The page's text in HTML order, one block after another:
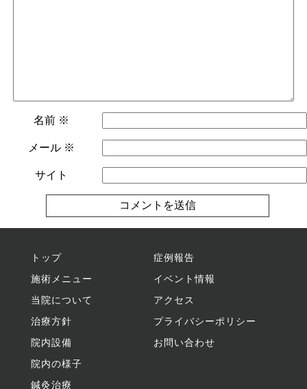
名前 ※
メール ※
サイト
トップ
施術メニュー
当院について
治療方針
院内設備
院内の様子
鍼灸治療
症例報告
イベント情報
アクセス
プライバシーポリシー
お問い合わせ